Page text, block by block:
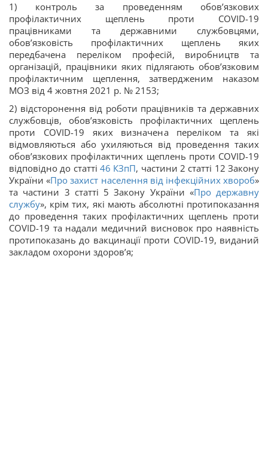
1) контроль за проведенням обов’язкових
профілактичних щеплень проти COVID-19
працівниками та державними службовцями,
обов’язковість профілактичних щеплень яких
передбачена переліком професій, виробництв та
організацій, працівники яких підлягають обов’язковим
профілактичним щеплення, затвердженим наказом
МОЗ від 4 жовтня 2021 р. № 2153;
2) відсторонення від роботи працівників та державних
службовців, обов’язковість профілактичних щеплень
проти COVID-19 яких визначена переліком та які
відмовляються або ухиляються від проведення таких
обов’язкових профілактичних щеплень проти COVID-19
відповідно до статті 46 КЗпП, частини 2 статті 12 Закону
України «Про захист населення від інфекційних хвороб»
та частини 3 статті 5 Закону України «Про державну
службу», крім тих, які мають абсолютні протипоказання
до проведення таких профілактичних щеплень проти
COVID-19 та надали медичний висновок про наявність
протипоказань до вакцинації проти COVID-19, виданий
закладом охорони здоров’я;